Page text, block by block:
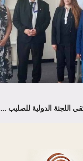
اللجنة الدولية للصليب ...